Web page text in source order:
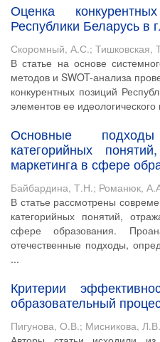
Оценка
Республики Беларусь в
Скоромный, А.С.; Тишковская,
В статье на основе
методов и SWOT-анализа
конкурентных позиций
элементов ее
Основные
категорийных
маркетинга в сфере
Байбардина, Т.Н.; Романюк,
В статье рассмотрены
категорийных понятий,
сфере образования.
отечественные подходы,
...
Критерии
образовательный
Пигунова, О.В.; Мисникова, Л.В.